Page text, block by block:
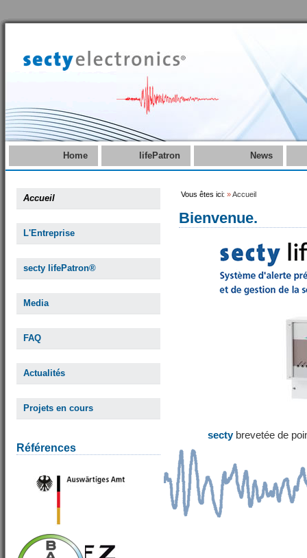
Home lifePatron News
Accueil
L'Entreprise
secty lifePatron®
Media
FAQ
Actualités
Projets en cours
Références
Vous êtes ici: »Accueil
Bienvenue.
secty brevetée de